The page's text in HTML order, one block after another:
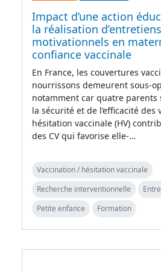
Impact d’une action
la réalisation d’entretiens
motivationnels en
confiance vaccinale
En France, les couvertures
nourrissons demeurent sous-
notamment car quatre
la sécurité et de l’efficacité des
hésitation vaccinale (HV)
des CV qui favorise elle-…
Vaccination / hésitation vaccinale
Recherche interventionnelle
Petite enfance
Formation